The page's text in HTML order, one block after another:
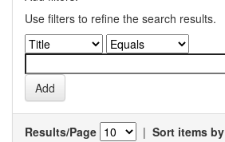
Use filters to refine the search results.
Results/Page | Sort items by